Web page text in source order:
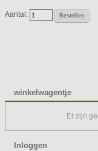
Aantal: Bestellen
winkelwagentje
Er zijn
Inloggen